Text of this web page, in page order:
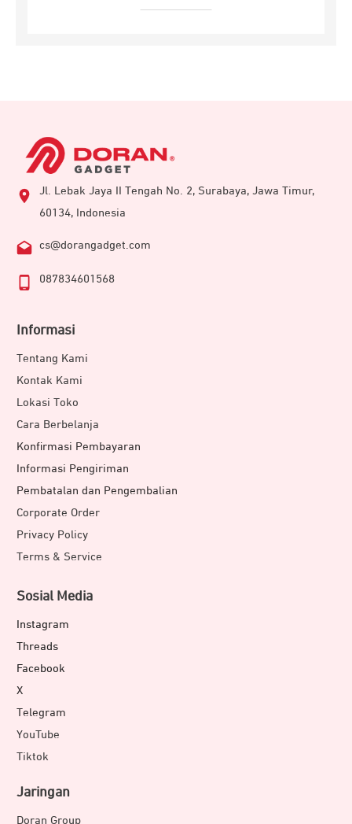
Jl. Lebak Jaya II Tengah No. 2, Surabaya, Jawa Timur,
60134, Indonesia
cs@dorangadget.com
087834601568
Informasi
Tentang Kami
Kontak Kami
Lokasi Toko
Cara Berbelanja
Konfirmasi Pembayaran
Informasi Pengiriman
Pembatalan dan Pengembalian
Corporate Order
Privacy Policy
Terms & Service
Sosial Media
Instagram
Threads
Facebook
X
Telegram
YouTube
Tiktok
Jaringan
Doran Group